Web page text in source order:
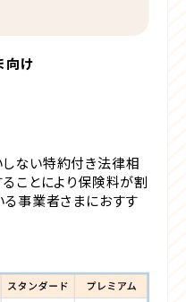
向け
ない特約付き法律相
ことにより保険料が割
る事業者さまにおすす